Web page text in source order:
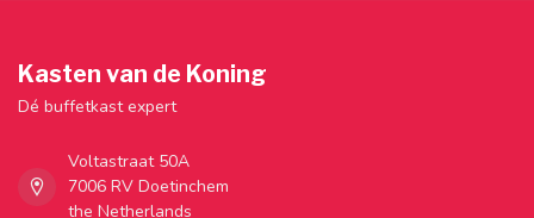
Kasten van de Koning
Dé buffetkast expert
Voltastraat 50A
7006 RV Doetinchem
the Netherlands